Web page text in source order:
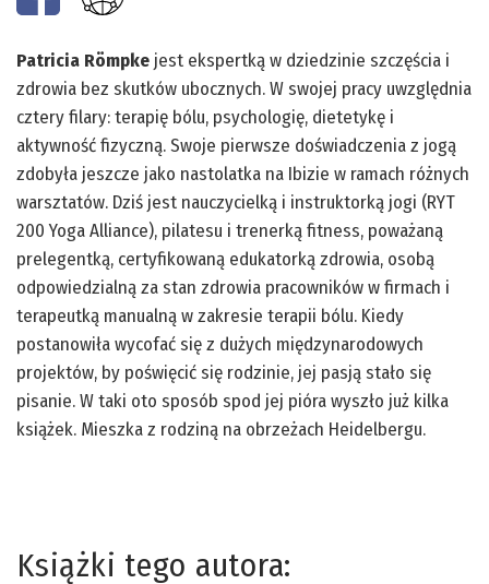
Patricia Römpke jest ekspertką w dziedzinie szczęścia i
zdrowia bez skutków ubocznych. W swojej pracy uwzględnia
cztery filary: terapię bólu, psychologię, dietetykę i
aktywność fizyczną. Swoje pierwsze doświadczenia z jogą
zdobyła jeszcze jako nastolatka na Ibizie w ramach różnych
warsztatów. Dziś jest nauczycielką i instruktorką jogi (RYT
200 Yoga Alliance), pilatesu i trenerką fitness, poważaną
prelegentką, certyfikowaną edukatorką zdrowia, osobą
odpowiedzialną za stan zdrowia pracowników w firmach i
terapeutką manualną w zakresie terapii bólu. Kiedy
postanowiła wycofać się z dużych międzynarodowych
projektów, by poświęcić się rodzinie, jej pasją stało się
pisanie. W taki oto sposób spod jej pióra wyszło już kilka
książek. Mieszka z rodziną na obrzeżach Heidelbergu.
Książki tego autora: